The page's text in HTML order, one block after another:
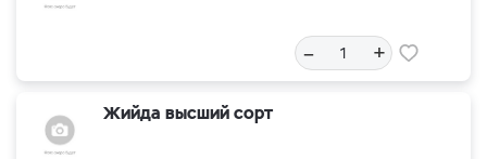
– +
Жийда высший сорт